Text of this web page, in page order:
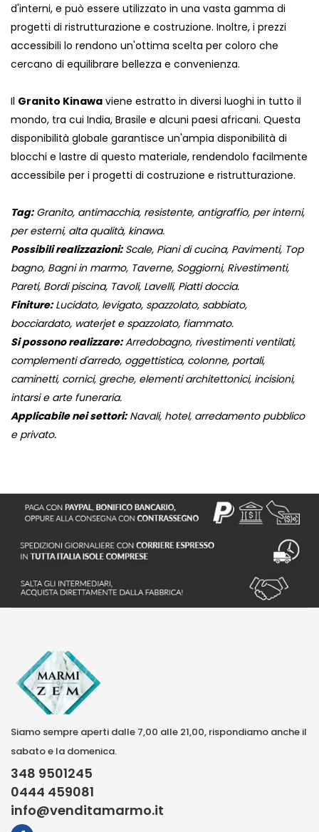
d'interni, e può essere utilizzato in una vasta gamma di
progetti di ristrutturazione e costruzione. Inoltre, i prezzi
accessibili lo rendono un'ottima scelta per coloro che
cercano di equilibrare bellezza e convenienza.
Il Granito Kinawa viene estratto in diversi luoghi in tutto il
mondo, tra cui India, Brasile e alcuni paesi africani. Questa
disponibilità globale garantisce un'ampia disponibilità di
blocchi e lastre di questo materiale, rendendolo facilmente
accessibile per i progetti di costruzione e ristrutturazione.
Tag:Granito, antimacchia, resistente, antigraffio, per interni,
per esterni, alta qualità, kinawa.
Possibili realizzazioni:Scale, Piani di cucina, Pavimenti, Top
bagno, Bagni in marmo, Taverne, Soggiorni, Rivestimenti,
Pareti, Bordi piscina, Tavoli, Lavelli, Piatti doccia.
Finiture:Lucidato, levigato, spazzolato, sabbiato,
bocciardato, waterjet e spazzolato, fiammato.
Si possono realizzare:Arredobagno, rivestimenti ventilati,
complementi d'arredo, oggettistica, colonne, portali,
caminetti, cornici, greche, elementi architettonici, incisioni,
intarsi e arte funeraria.
Applicabile nei settori:Navali, hotel, arredamento pubblico
e privato.
Siamo sempre aperti dalle 7,00 alle 21,00, rispondiamo anche il
sabato e la domenica.
348 9501245
0444 459081
info@venditamarmo.it